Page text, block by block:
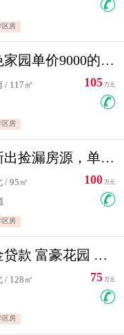
区房
捡漏房源！绿色家园单价9000的大三居，实验小学永明双学区
/ 117㎡
区房
105 万元
万科翡翠大道新出捡漏房源，单价10500精装修
/ 95㎡
区房
100 万元
松霞路可公积金贷款 富豪花园 复式住宅急售送小棚
/ 128㎡
区房
75 万元